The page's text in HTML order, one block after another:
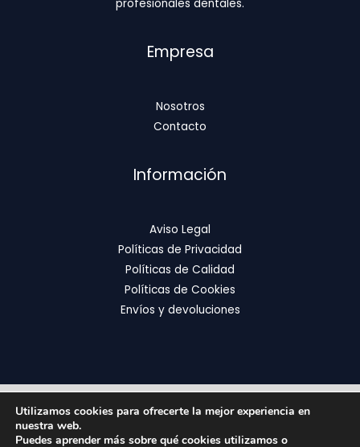
profesionales dentales.
Empresa
Nosotros
Contacto
Información
Aviso Legal
Políticas de Privacidad
Políticas de Calidad
Políticas de Cookies
Envíos y devoluciones
Copyright © 2026 | FixOrthodontics
Utilizamos cookies para ofrecerte la mejor experiencia en
nuestra web.
Puedes aprender más sobre qué cookies utilizamos o